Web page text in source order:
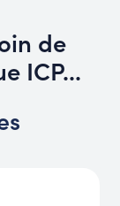
de
ICP...